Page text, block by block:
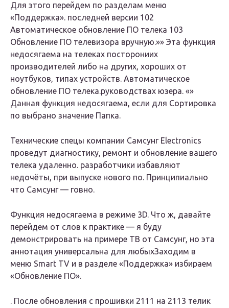
Для этого перейдем по разделам меню
«Поддержка». последней версии 102
Автоматическое обновление ПО телека 103
Обновление ПО телевизора вручную.»» Эта функция
недосягаема на телеках посторониих
производителей либо на других, хороших от
ноутбуков, типах устройств. Автоматическое
обновление ПО телека.руководствах юзера. «»
Данная функция недосягаема, если для Сортировка
по выбрано значение Папка.
Технические спецы компании Самсунг Electronics
проведут диагностику, ремонт и обновление вашего
телека удаленно. разработчики избавляют
недочёты, при выпуске нового по. Принципиально
что Самсунг — говно.
Функция недосягаема в режиме 3D. Что ж, давайте
перейдем от слов к практике — я буду
демонстрировать на примере ТВ от Самсунг, но эта
аннотация универсальна для любыхЗаходим в
меню Smart TV и в разделе «Поддержка» избираем
«Обновление ПО».
. После обновления с прошивки 2111 на 2113 телик